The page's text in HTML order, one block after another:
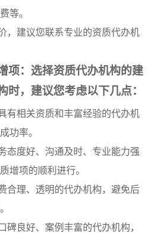
等。
，建议您联系专业的资质代办机
项：选择资质代办机构的建
时，建议您考虑以下几点：
有相关资质和丰富经验的代办机
功率。
态度好、沟通及时、专业能力强
增项的顺利进行。
合理、透明的代办机构，避免后
碑良好、案例丰富的代办机构，